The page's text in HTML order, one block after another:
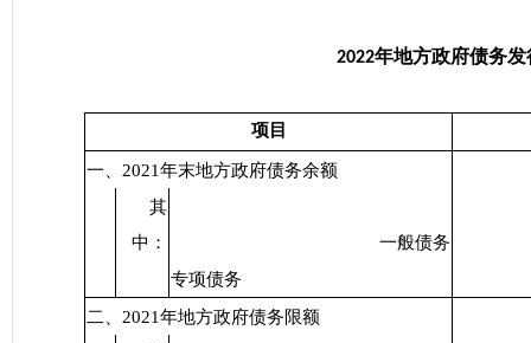
2022年地方政府债务
项目
一、2021年末地方政府债务余额
其
中：
一般债务
专项债务
二、2021年地方政府债务限额